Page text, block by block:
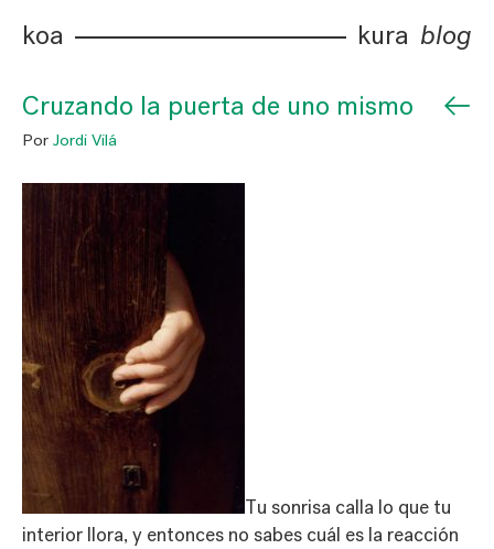
koa kura blog
Cruzando la puerta de uno mismo ←
Por Jordi Vilá
Tu sonrisa calla lo que tu
interior llora, y entonces no sabes cuál es la reacción